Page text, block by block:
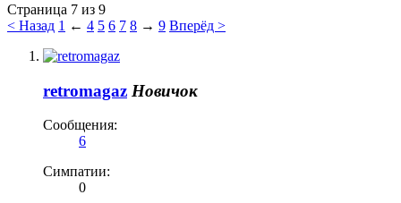
Страница 7 из 9
< Назад 1 ← 4 5 6 7 8 → 9 Вперёд >
retromagaz Новичок
Сообщения:
6
Симпатии:
0